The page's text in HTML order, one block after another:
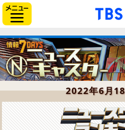
2022年6月